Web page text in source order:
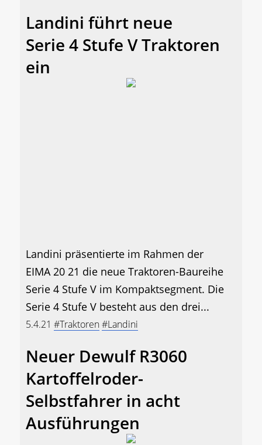
Landini führt neue
Serie 4 Stufe V Traktoren
ein
Landini präsentierte im Rahmen der
EIMA 20 21 die neue Traktoren-Baureihe
Serie 4 Stufe V im Kompaktsegment. Die
Serie 4 Stufe V besteht aus den drei...
5.4.21 #Traktoren#Landini
Neuer Dewulf R3060
Kartoffelroder-
Selbstfahrer in acht
Ausführungen